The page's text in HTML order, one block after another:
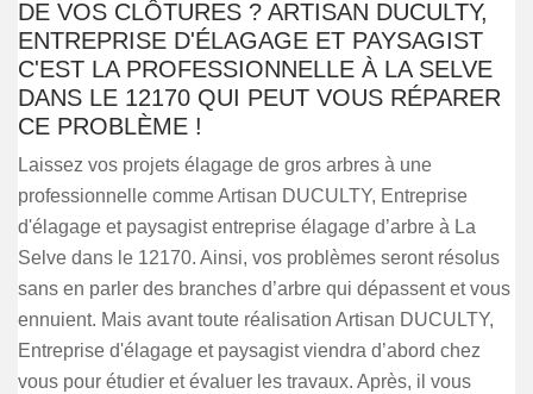
DE VOS CLÔTURES ? ARTISAN DUCULTY,
ENTREPRISE D'ÉLAGAGE ET PAYSAGIST
C'EST LA PROFESSIONNELLE À LA SELVE
DANS LE 12170 QUI PEUT VOUS RÉPARER
CE PROBLÈME !
Laissez vos projets élagage de gros arbres à une
professionnelle comme Artisan DUCULTY, Entreprise
d'élagage et paysagist entreprise élagage d’arbre à La
Selve dans le 12170. Ainsi, vos problèmes seront résolus
sans en parler des branches d’arbre qui dépassent et vous
ennuient. Mais avant toute réalisation Artisan DUCULTY,
Entreprise d'élagage et paysagist viendra d’abord chez
vous pour étudier et évaluer les travaux. Après, il vous